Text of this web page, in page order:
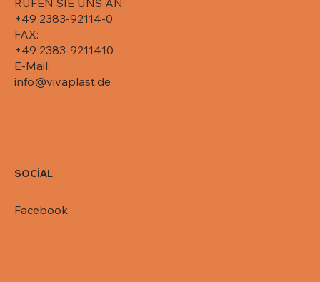
+49 2383-92114-0
FAX:
+49 2383-9211410
E-Mail:
info@vivaplast.de
SOCİAL
Facebook